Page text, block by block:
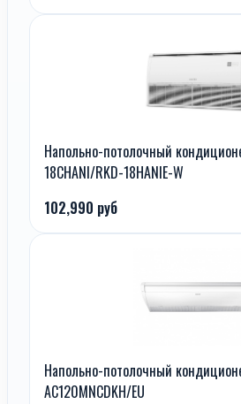
Напольно-потолочный
18CHANI/RKD-18HANIE-W
102,990 руб
Напольно-потолочный
AC120MNCDKH/EU